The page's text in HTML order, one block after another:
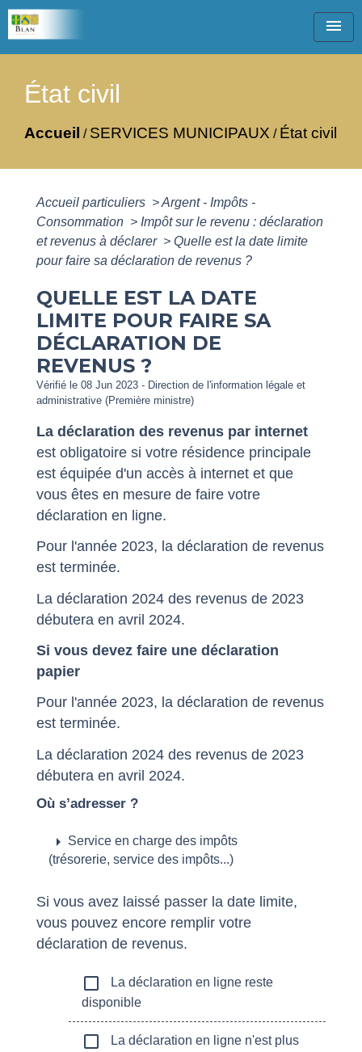
menu
État civil
Accueil / SERVICES MUNICIPAUX / État civil
Accueil particuliers >Argent - Impôts -
Consommation > Impôt sur le revenu : déclaration
et revenus à déclarer > Quelle est la date limite
pour faire sa déclaration de revenus ?
QUELLE EST LA DATE
LIMITE POUR FAIRE SA
DÉCLARATION DE
REVENUS ?
Vérifié le 08 Jun 2023 - Direction de l'information légale et
administrative (Première ministre)
La déclaration des revenus par internet
est obligatoire si votre résidence principale
est équipée d'un accès à internet et que
vous êtes en mesure de faire votre
déclaration en ligne.
Pour l'année 2023, la déclaration de revenus
est terminée.
La déclaration 2024 des revenus de 2023
débutera en avril 2024.
Si vous devez faire une déclaration
papier
Pour l'année 2023, la déclaration de revenus
est terminée.
La déclaration 2024 des revenus de 2023
débutera en avril 2024.
Où s’adresser ?
arrow_right Service en charge des impôts
(trésorerie, service des impôts...)
Si vous avez laissé passer la date limite,
vous pouvez encore remplir votre
déclaration de revenus.
check_box_outline_blank
La déclaration en ligne reste
disponible
check_box_outline_blank
La déclaration en ligne n'est plus